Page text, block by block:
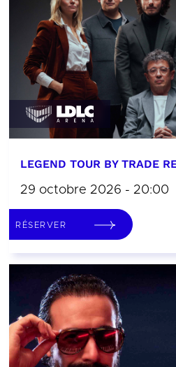
LEGEND TOUR BY TRADE
29 octobre 2026 - 20:00
RÉSERVER